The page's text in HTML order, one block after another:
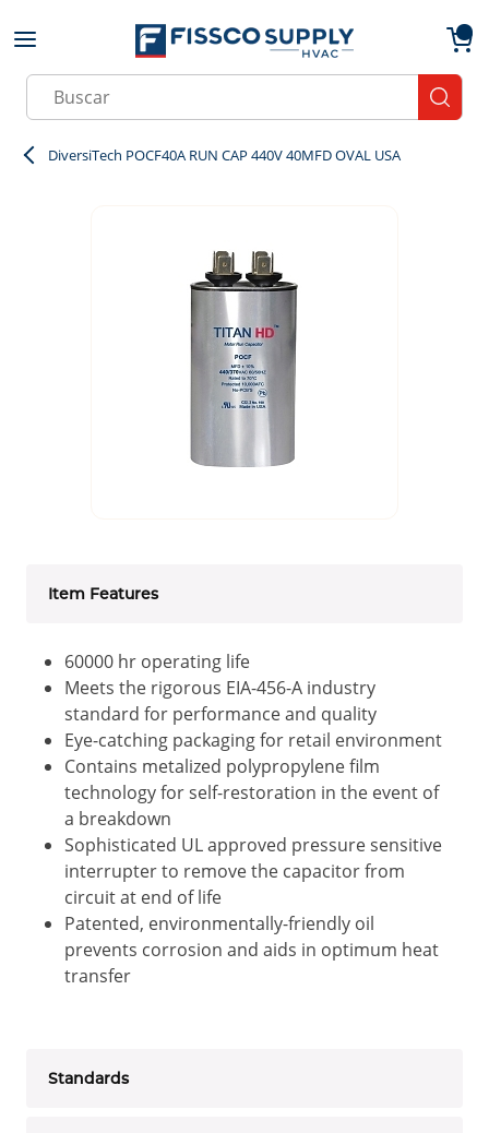
Skip to main content
Site Search
DiversiTech POCF40A RUN CAP 440V 40MFD OVAL USA
Item Features
60000 hr operating life
Meets the rigorous EIA-456-A industry
standard for performance and quality
Eye-catching packaging for retail environment
Contains metalized polypropylene film
technology for self-restoration in the event of
a breakdown
Sophisticated UL approved pressure sensitive
interrupter to remove the capacitor from
circuit at end of life
Patented, environmentally-friendly oil
prevents corrosion and aids in optimum heat
transfer
Standards